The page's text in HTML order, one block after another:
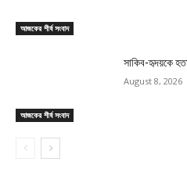
আজকের শীর্ষ সংবাদ
আজকের শীর্ষ সংবাদ
সাকিব-হৃদয়কে
August 8, 2026